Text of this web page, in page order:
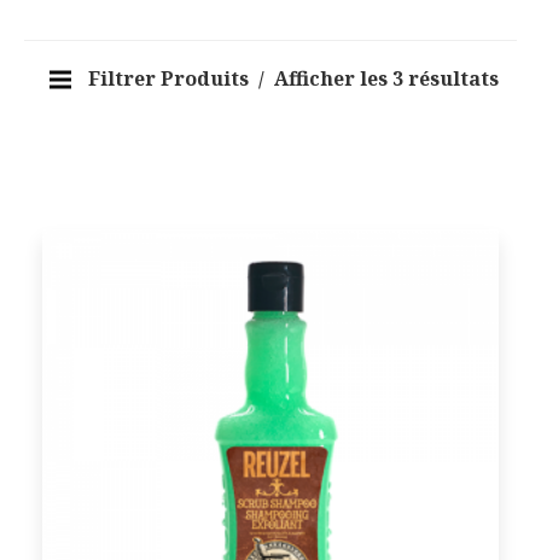
Filtrer Produits Afficher les 3 résultats